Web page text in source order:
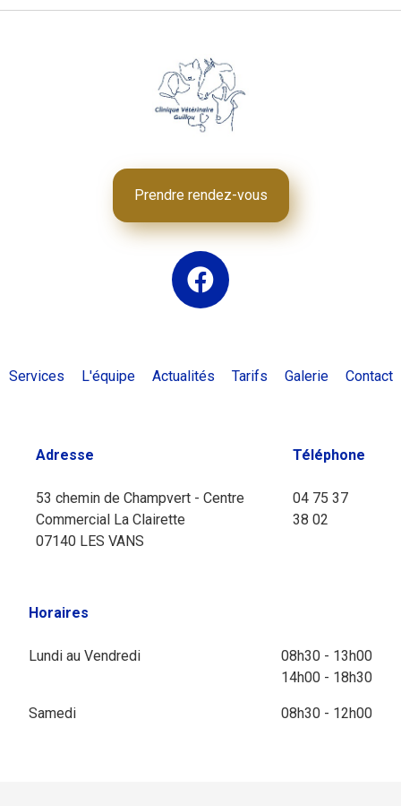
Prendre rendez-vous
Services L'équipe Actualités Tarifs Galerie Contact
Adresse
53 chemin de Champvert - Centre
Commercial La Clairette
07140 LES VANS
Téléphone
04 75 37
38 02
Horaires
Lundi au Vendredi
08h30 - 13h00
14h00 - 18h30
Samedi 08h30 - 12h00